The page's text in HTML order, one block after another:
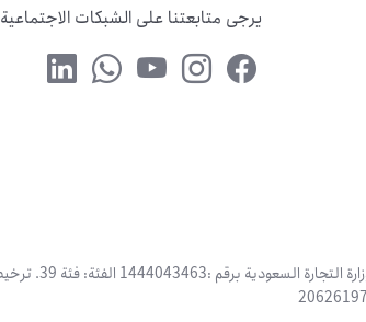
يرجى متابعتنا على الشبكات الاجتماعية